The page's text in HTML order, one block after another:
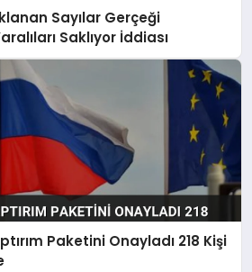
Sayılar Gerçeği
Saklıyor İddiası
Paketini Onayladı 218 Kişi